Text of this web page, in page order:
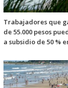
Trabajadores que
de 55.000 pesos
a subsidio de 50 %